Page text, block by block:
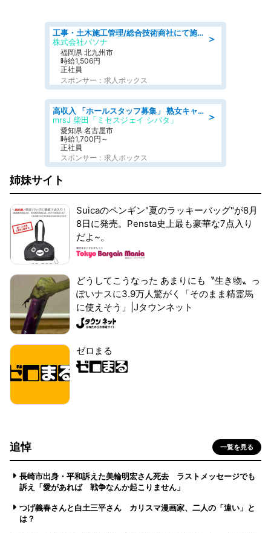
＞
工事・土木施工管理/総合技術商社にて施工管理のお仕事/即日勤務可/車通勤可/工事・土木施工管理/生産・品質管理
株式会社パソナ
福岡県 北九州市
時給1,506円
正社員
スポンサー：求人ボックス
＞
高収入 「ホールスタッフ募集」 熟女キャバクラ求人
mrsJ 柴田「ミセスジェイ シバタ」
愛知県 名古屋市
時給1,700円～
正社員
スポンサー：求人ボックス
姉妹サイト
Suicaのペンギン"夏のラッキーバッグ"が8月
8日に発売。Pensta史上最も豪華な7点入り
だよ~。
どうしてこうなった あまりにも〝生き物〟っ
ぽいナスに3.9万人驚がく「そのまま精霊馬
に使えそう」|Jタウンネット
ゼロまる
追悼 一覧を見る
長崎市出身・平和訴えた美輪明宏さん死去 ラストメッセージでも
訴え「愛があれば 戦争なんか起こりません」
つげ義春さんと白土三平さん カリスマ漫画家、二人の「違い」と
は？